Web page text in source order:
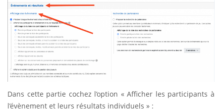
Dans cette partie cochez l’option « Afficher les participants à
l’évènement et leurs résultats individuels » :